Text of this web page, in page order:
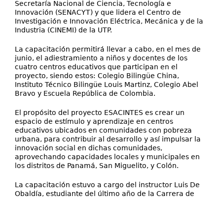
Secretaría Nacional de Ciencia, Tecnología e
Innovación (SENACYT) y que lidera el Centro de
Investigación e Innovación Eléctrica, Mecánica y de la
Industria (CINEMI) de la UTP.
La capacitación permitirá llevar a cabo, en el mes de
junio, el adiestramiento a niños y docentes de los
cuatro centros educativos que participan en el
proyecto, siendo estos: Colegio Bilingüe China,
Instituto Técnico Bilingüe Louis Martinz, Colegio Abel
Bravo y Escuela República de Colombia.
El propósito del proyecto ESACINTES es crear un
espacio de estímulo y aprendizaje en centros
educativos ubicados en comunidades con pobreza
urbana, para contribuir al desarrollo y así impulsar la
innovación social en dichas comunidades,
aprovechando capacidades locales y municipales en
los distritos de Panamá, San Miguelito, y Colón.
La capacitación estuvo a cargo del instructor Luis De
Obaldía, estudiante del último año de la Carrera de